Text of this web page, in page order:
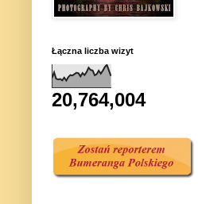
Łączna liczba wizyt
20,764,004